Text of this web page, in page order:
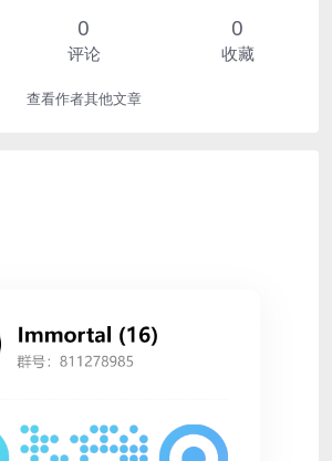
0
评论
0
收藏
查看作者其他文章